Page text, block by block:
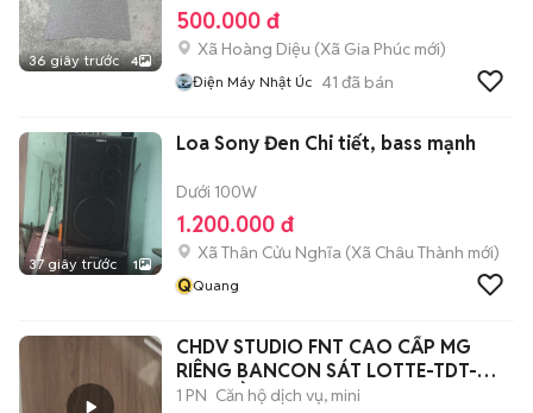
36 giây trước 4
500.000 đ
Xã Hoàng Diệu (Xã Gia Phúc mới)
Điện Máy Nhật Úc 41 đã bán
37 giây trước 1
Loa Sony Đen Chi tiết, bass mạnh
Dưới 100W
1.200.000 đ
Xã Thân Cửu Nghĩa (Xã Châu Thành mới)
QQuang
CHDV STUDIO FNT CAO CẤP MG
RIÊNG BANCON SÁT LOTTE-TDT-
RMIT GẦN Q1Q4Q8
1 PN Căn hộ dịch vụ, mini